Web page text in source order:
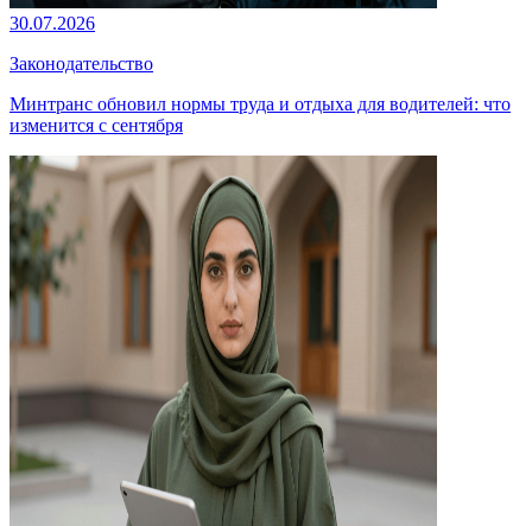
30.07.2026
Законодательство
Минтранс обновил нормы труда и отдыха для водителей: что
изменится с сентября